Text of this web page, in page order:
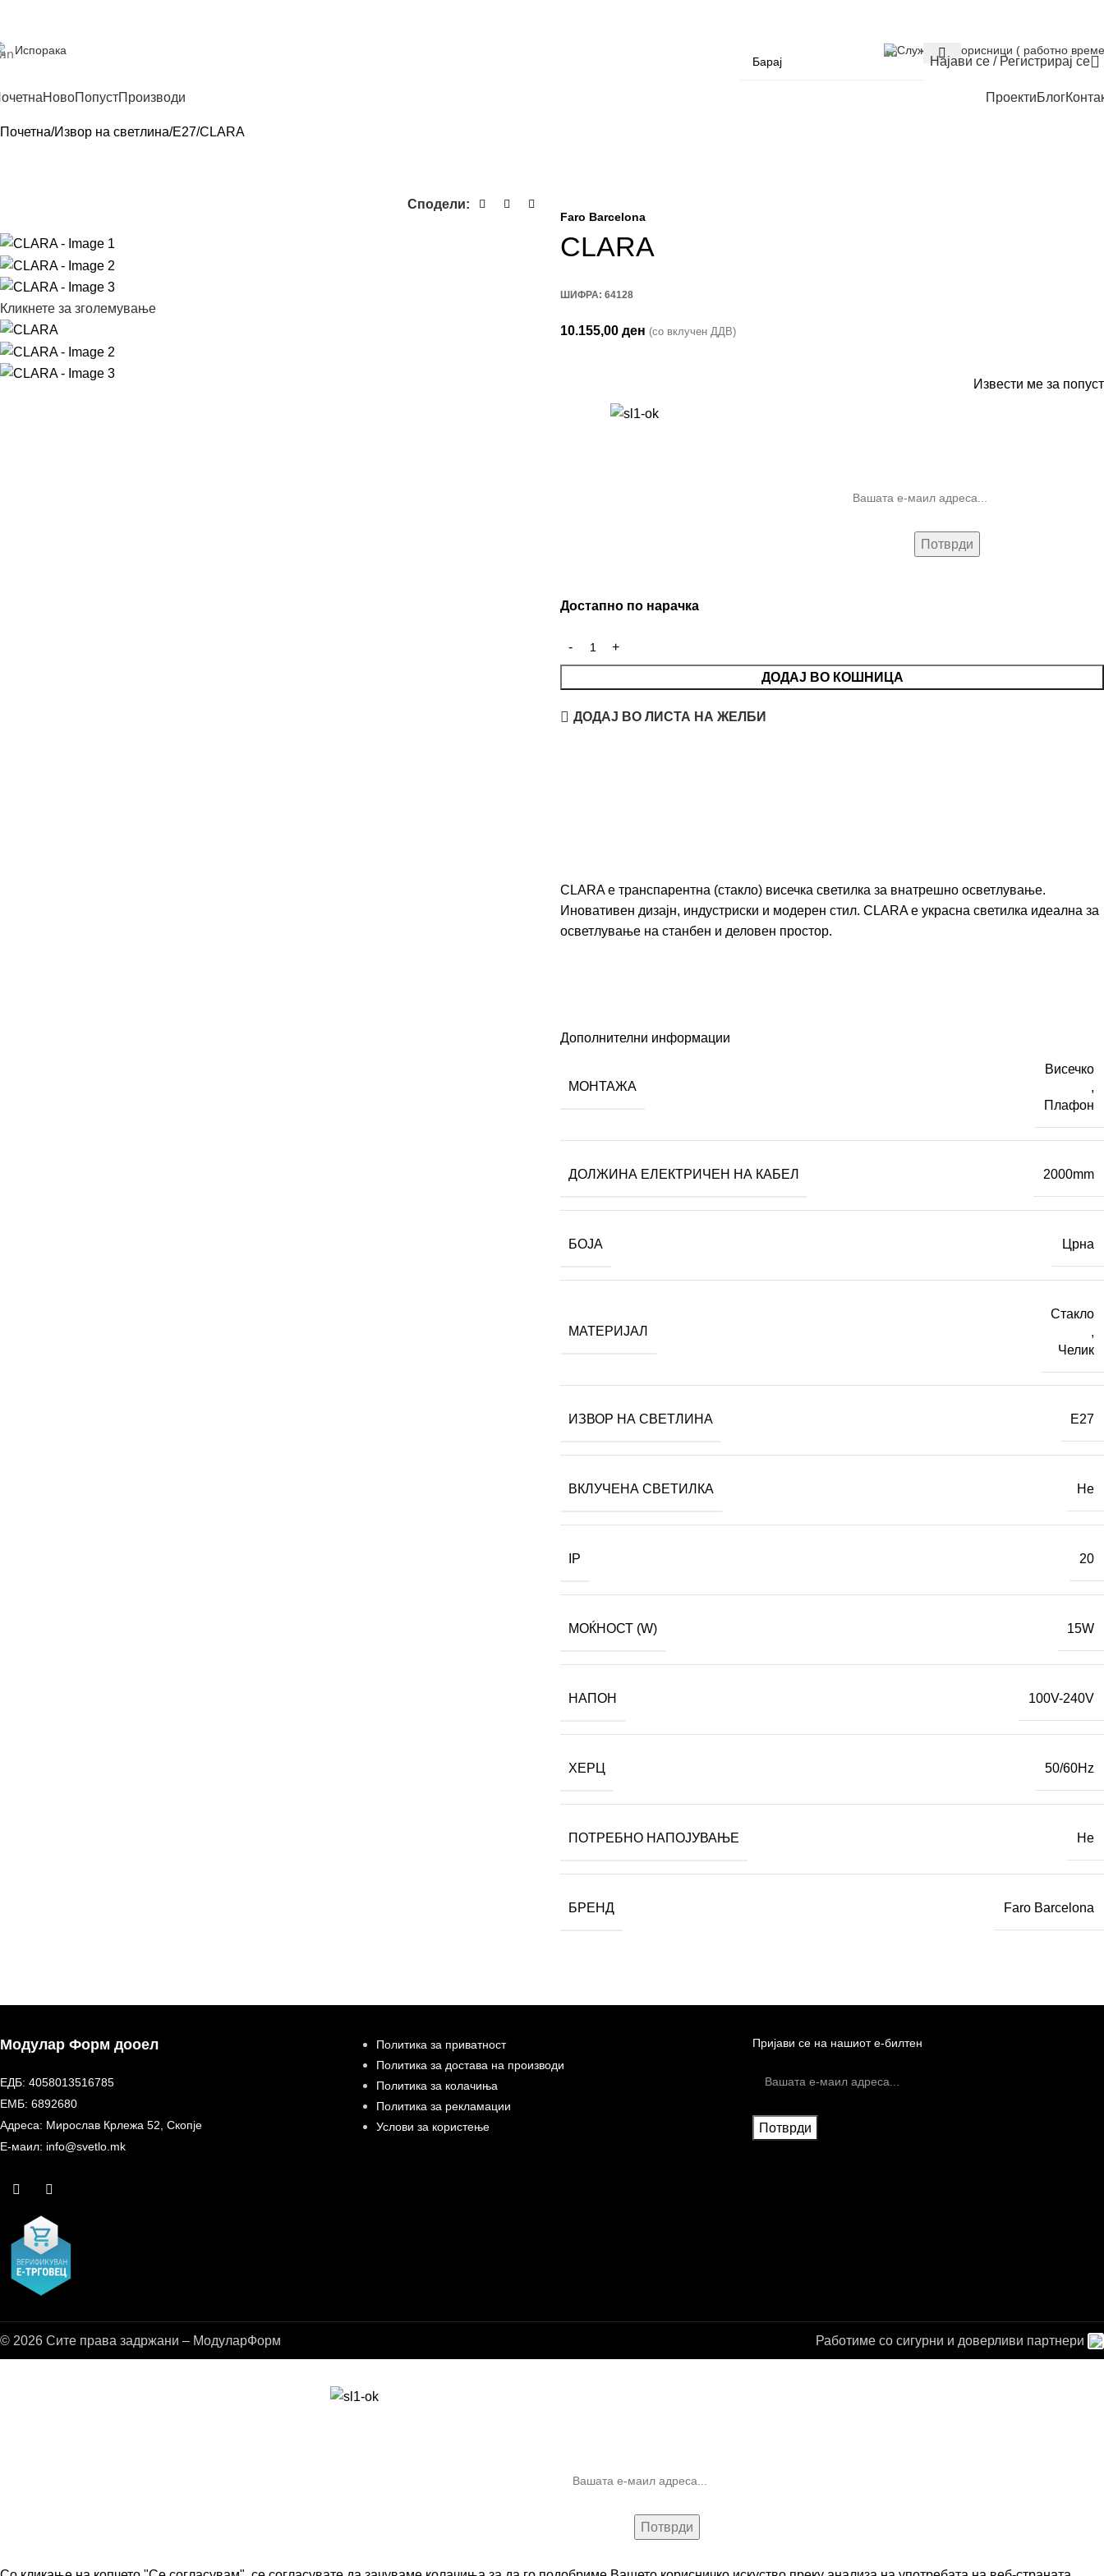
Испорака Служба за корисници ( работно
Најави се / Регистрирај се
НовоПопустПроизводи ПроектиБлог
Почетна Извор на светлина E27 CLARA
Сподели:
Кликнете за зголемување
Faro Barcelona
CLARA
ШИФРА: 64128
10.155,00 ден (со вклучен ДДВ)
Извести ме за попуст
Достапно по нарачка
ДОДАЈ ВО КОШНИЦА
ДОДАЈ ВО ЛИСТА НА ЖЕЛБИ
CLARA е транспарентна (стакло) висечка светилка за внатрешно осветлување.
Иновативен дизајн, индустриски и модерен стил. CLARA е украсна светилка идеална за
осветлување на станбен и деловен простор.
Дополнителни информации
МОНТАЖА
Висечко
,
Плафон
ДОЛЖИНА ЕЛЕКТРИЧЕН НА КАБЕЛ 2000mm
БОЈА Црна
МАТЕРИЈАЛ
Стакло
,
Челик
ИЗВОР НА СВЕТЛИНА E27
ВКЛУЧЕНА СВЕТИЛКА Не
IP 20
МОЌНОСТ (W) 15W
НАПОН 100V-240V
ХЕРЦ 50/60Hz
ПОТРЕБНО НАПОЈУВАЊЕ Не
БРЕНД Faro Barcelona
Модулар Форм дооел
ЕДБ: 4058013516785
ЕМБ: 6892680
Адреса: Мирослав Крлежа 52, Скопје
Е-маил: info@svetlo.mk
Политика за приватност
Политика за достава на производи
Политика за колачиња
Политика за рекламации
Услови за користење
Пријави се на нашиот е-билтен
© 2026 Сите права задржани – МодуларФорм Работиме со сигурни и доверливи партнери